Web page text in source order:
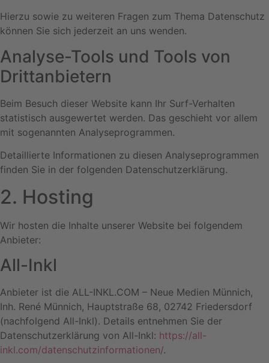
Hierzu sowie zu weiteren Fragen zum Thema Datenschutz
können Sie sich jederzeit an uns wenden.
Analyse-Tools und Tools von
Dritt­anbietern
Beim Besuch dieser Website kann Ihr Surf-Verhalten
statistisch ausgewertet werden. Das geschieht vor allem
mit sogenannten Analyseprogrammen.
Detaillierte Informationen zu diesen Analyseprogrammen
finden Sie in der folgenden Datenschutzerklärung.
2. Hosting
Wir hosten die Inhalte unserer Website bei folgendem
Anbieter:
All-Inkl
Anbieter ist die ALL-INKL.COM – Neue Medien Münnich,
Inh. René Münnich, Hauptstraße 68, 02742 Friedersdorf
(nachfolgend All-Inkl). Details entnehmen Sie der
Datenschutzerklärung von All-Inkl: https://all-
inkl.com/datenschutzinformationen/.